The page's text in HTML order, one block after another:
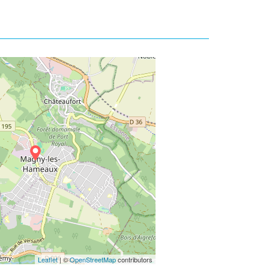
Leaflet| ©OpenStreetMapcontributors